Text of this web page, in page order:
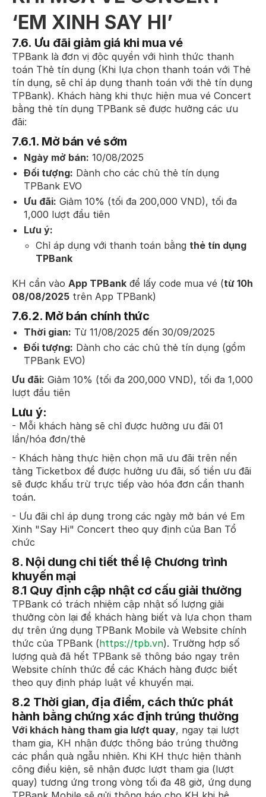
‘EM XINH SAY HI’
7.6. Ưu đãi giảm giá khi mua vé
TPBank là đơn vị độc quyền với hình thức thanh
toán Thẻ tín dụng (Khi lựa chọn thanh toán với Thẻ
tín dụng, sẽ chỉ áp dụng thanh toán với thẻ tín dụng
TPBank). Khách hàng khi thực hiện mua vé Concert
bằng thẻ tín dụng TPBank sẽ được hưởng các ưu
đãi:
7.6.1. Mở bán vé sớm
Ngày mở bán: 10/08/2025
Đối tượng: Dành cho các chủ thẻ tín dụng
TPBank EVO
Ưu đãi: Giảm 10% (tối đa 200,000 VND), tối đa
1,000 lượt đầu tiên
Lưu ý:
Chỉ áp dụng với thanh toán bằng thẻ tín dụng
TPBank
KH cần vào App TPBank để lấy code mua vé (từ 10h
08/08/2025 trên App TPBank)
7.6.2. Mở bán chính thức
Thời gian: Từ 11/08/2025 đến 30/09/2025
Đối tượng: Dành cho các chủ thẻ tín dụng (gồm
TPBank EVO)
Ưu đãi: Giảm 10% (tối đa 200,000 VND), tối đa 1,000
lượt đầu tiên
Lưu ý:
- Mỗi khách hàng sẽ chỉ được hưởng ưu đãi 01
lần/hóa đơn/thẻ
- Khách hàng thực hiện chọn mã ưu đãi trên nền
tảng Ticketbox để được hưởng ưu đãi, số tiền ưu đãi
sẽ được khấu trừ trực tiếp vào hóa đơn cần thanh
toán.
- Ưu đãi chỉ áp dụng trong các ngày mở bán vé Em
Xinh "Say Hi" Concert theo quy định của Ban Tổ
chức
8. Nội dung chi tiết thể lệ Chương trình
khuyến mại
8.1 Quy định cập nhật cơ cấu giải thưởng
TPBank có trách nhiệm cập nhật số lượng giải
thưởng còn lại để khách hàng biết và lựa chọn tham
dự trên ứng dụng TPBank Mobile và Website chính
thức của TPBank (https://tpb.vn). Trường hợp số
lượng quà đã hết TPBank sẽ thông báo ngay trên
Website chính thức để các Khách hàng được biết
theo quy định pháp luật về khuyến mại.
8.2 Thời gian, địa điểm, cách thức phát
hành bằng chứng xác định trúng thưởng
Với khách hàng tham gia lượt quay, ngay tại lượt
tham gia, KH nhận được thông báo trúng thưởng
các phần quà ngẫu nhiên. Khi KH thực hiện thành
công điều kiện, sẽ nhận được lượt tham gia (lượt
quay) tương ứng trong vòng tối đa 48 giờ, ứng dụng